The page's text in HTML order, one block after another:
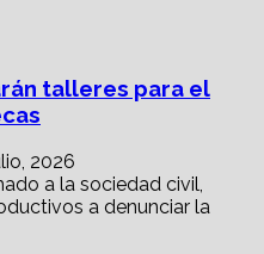
talleres para el
2026